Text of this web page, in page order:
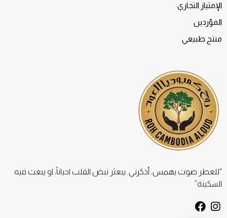
“للعطر صوت يهمس، أذكرني. يبعثر نبض القلب احياناً، او يبعث فيه
السكينة”
I
F
الإمتياز التجاري
الموّردين
منتج طبيعي